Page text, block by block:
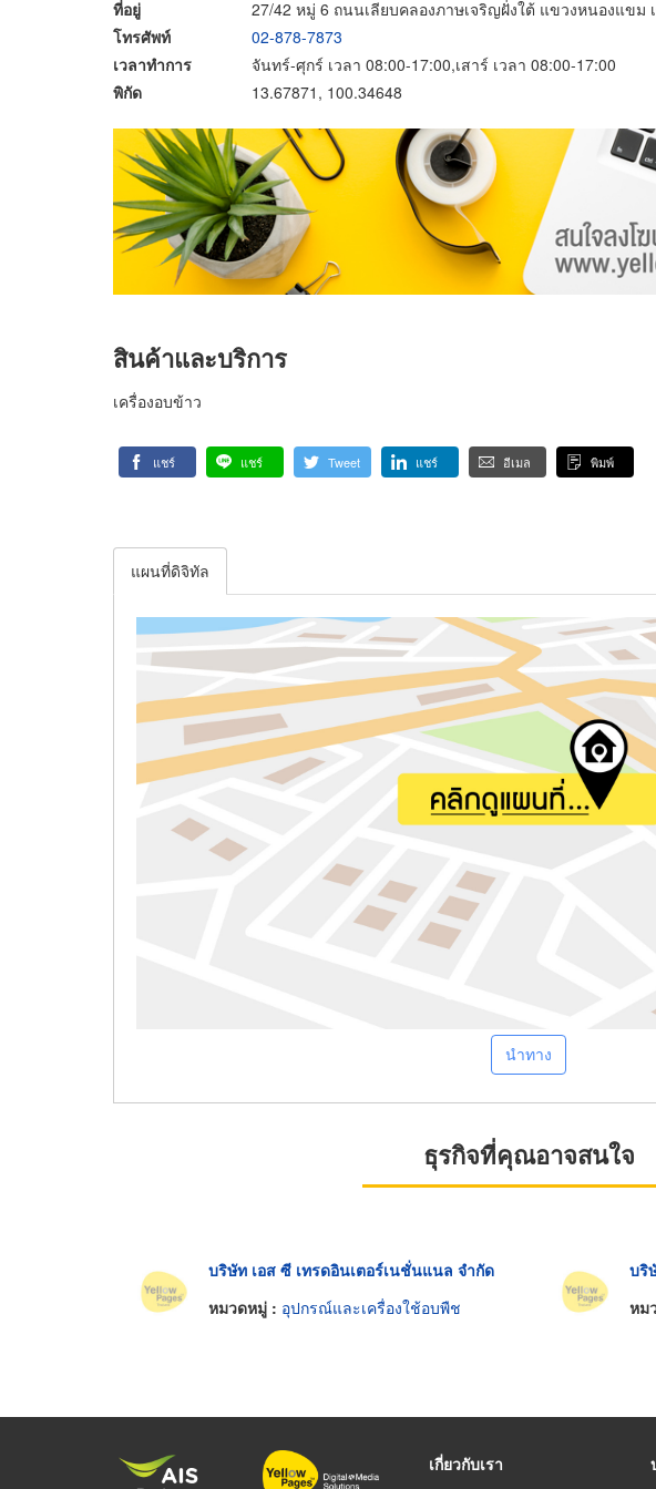
ที่อยู่
27/42 หมู่ 6 ถนนเลียบคลองภาษเจริญฝั่งใต้ แขวงหนองแขม
โทรศัพท์
02-878-7873
เวลาทำการ
จันทร์-ศุกร์ เวลา 08:00-17:00,เสาร์ เวลา 08:00-17:00
พิกัด
13.67871, 100.34648
สินค้าและบริการ
เครื่องอบข้าว
แชร์ แชร์ Tweet แชร์ อีเมล พิมพ์
แผนที่ดิจิทัล
นำทาง
ธุรกิจที่คุณอาจสนใจ
บริษัท เอส ซี เทรดอินเตอร์เนชั่นแนล จำกัด
หมวดหมู่ : อุปกรณ์และเครื่องใช้อบพืช
บริ
หม
เกี่ยวกับเรา